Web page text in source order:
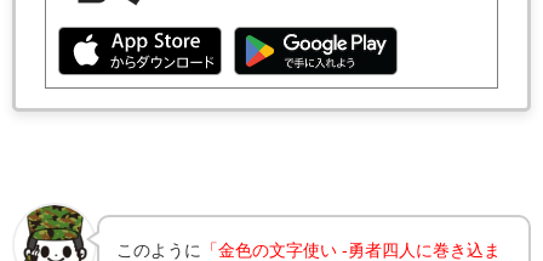
このように 「金色の文字使い -勇者四人に巻き込ま